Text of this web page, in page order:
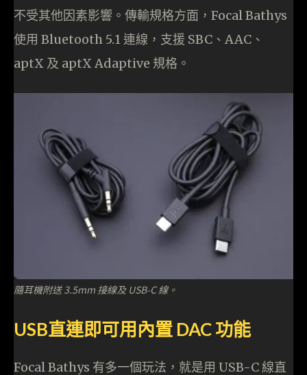
不受其他因素影響。傳輸規格方面，Focal Bathys
使用 Bluetooth 5.1 連線，支援 SBC、AAC、
aptX 及 aptX Adaptive 規格。
隨耳機附送 3.5mm 接線及 USB-C 線。
USB直連即可用內置 DAC 功能
Focal Bathys 有多一個玩法，就是用 USB-C 線直